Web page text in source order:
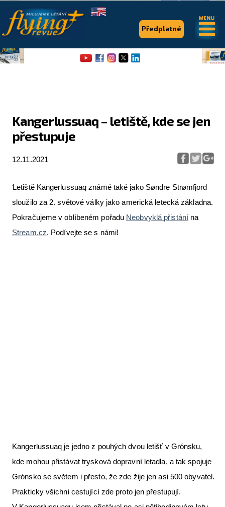
Kangerlussuaq – letiště, kde se jen
přestupuje
12.11.2021
Letiště Kangerlussuaq známé také jako Søndre Strømfjord
sloužilo za 2. světové války jako americká letecká základna.
Pokračujeme v oblíbeném pořadu Neobvyklá přistánína
Stream.cz. Podívejte se s námi!
Kangerlussuaq je jedno z pouhých dvou letišť v Grónsku,
kde mohou přistávat trysková dopravní letadla, a tak spojuje
Grónsko se světem i přesto, že zde žije jen asi 500 obyvatel.
Prakticky všichni cestující zde proto jen přestupují.
Předplatné
.
Pro piloty
Série & speciály
Letecká videa